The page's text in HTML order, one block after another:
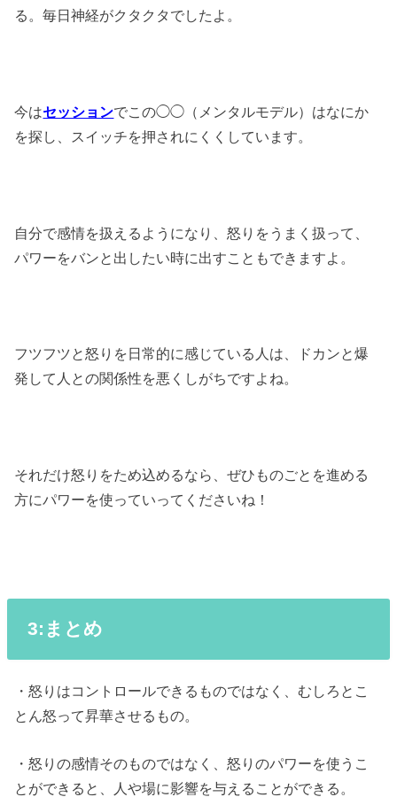
る。毎日神経がクタクタでしたよ。
今はセッションでこの◯◯（メンタルモデル）はなにか
を探し、スイッチを押されにくくしています。
自分で感情を扱えるようになり、怒りをうまく扱って、
パワーをバンと出したい時に出すこともできますよ。
フツフツと怒りを日常的に感じている人は、ドカンと爆
発して人との関係性を悪くしがちですよね。
それだけ怒りをため込めるなら、ぜひものごとを進める
方にパワーを使っていってくださいね！
3:まとめ
・怒りはコントロールできるものではなく、むしろとこ
とん怒って昇華させるもの。
・怒りの感情そのものではなく、怒りのパワーを使うこ
とができると、人や場に影響を与えることができる。